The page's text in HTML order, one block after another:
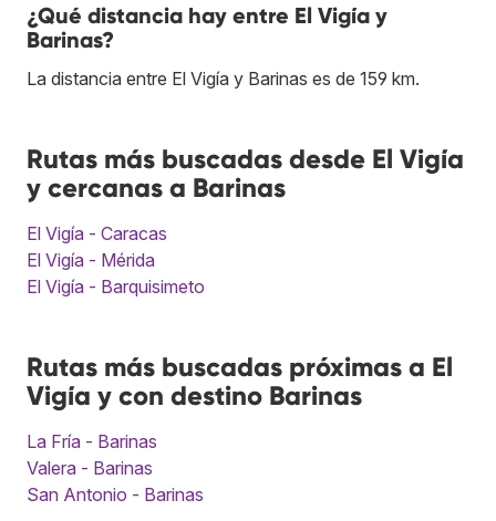
¿Qué distancia hay entre El Vigía y
Barinas?
La distancia entre El Vigía y Barinas es de 159 km.
Rutas más buscadas desde El Vigía
y cercanas a Barinas
El Vigía - Caracas
El Vigía - Mérida
El Vigía - Barquisimeto
Rutas más buscadas próximas a El
Vigía y con destino Barinas
La Fría - Barinas
Valera - Barinas
San Antonio - Barinas